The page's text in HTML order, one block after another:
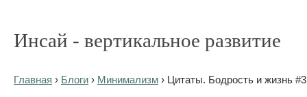
Инсай - вертикальное развитие
Главная › Блоги › Минимализм › Цитаты. Бодрость и жизнь #3